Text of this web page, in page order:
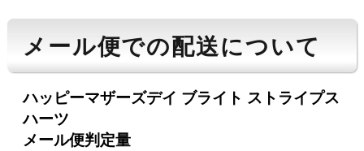
メール便での配送について
ハッピーマザーズデイ ブライト ストライプス
ハーツ
メール便判定量